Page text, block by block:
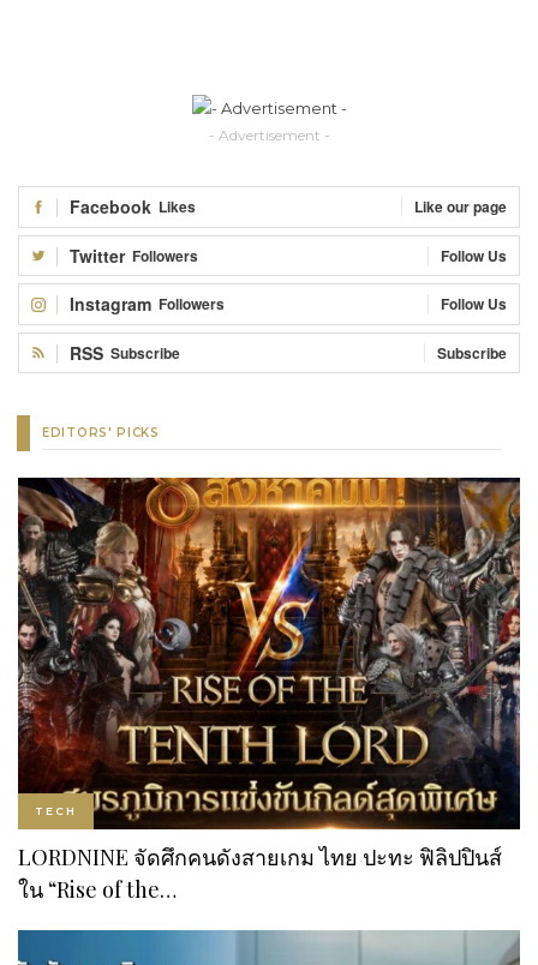
- Advertisement -
Facebook Likes Like our page
Twitter Followers Follow Us
Instagram Followers Follow Us
RSS Subscribe Subscribe
EDITORS' PICKS
TECH
LORDNINE จัดศึกคนดังสายเกม ไทย ปะทะ ฟิลิปปินส์
ใน “Rise of the…